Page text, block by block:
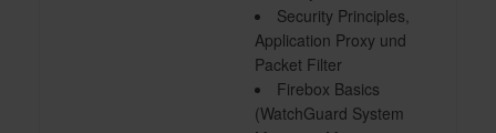
Security Principles,
Application Proxy und
Packet Filter
Firebox Basics
(WatchGuard System